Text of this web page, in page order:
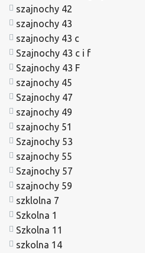
szajnochy 42
szajnochy 43
szajnochy 43 c
Szajnochy 43 c i f
Szajnochy 43 F
szajnochy 45
Szajnochy 47
szajnochy 49
szajnochy 51
Szajnochy 53
szajnochy 55
Szajnochy 57
szajnochy 59
szklolna 7
Szkolna 1
Szkolna 11
szkolna 14